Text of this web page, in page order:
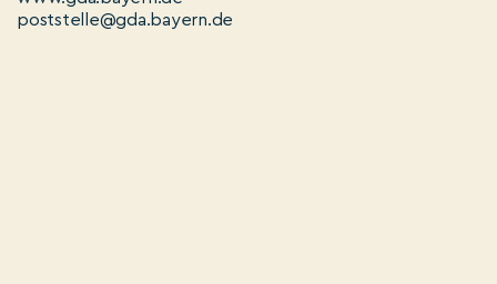
poststelle@gda.bayern.de